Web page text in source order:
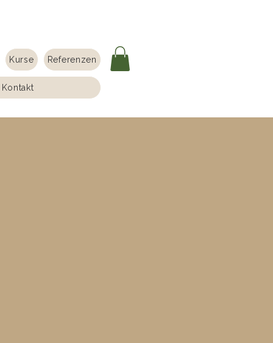
Kurse Referenzen
Kontakt